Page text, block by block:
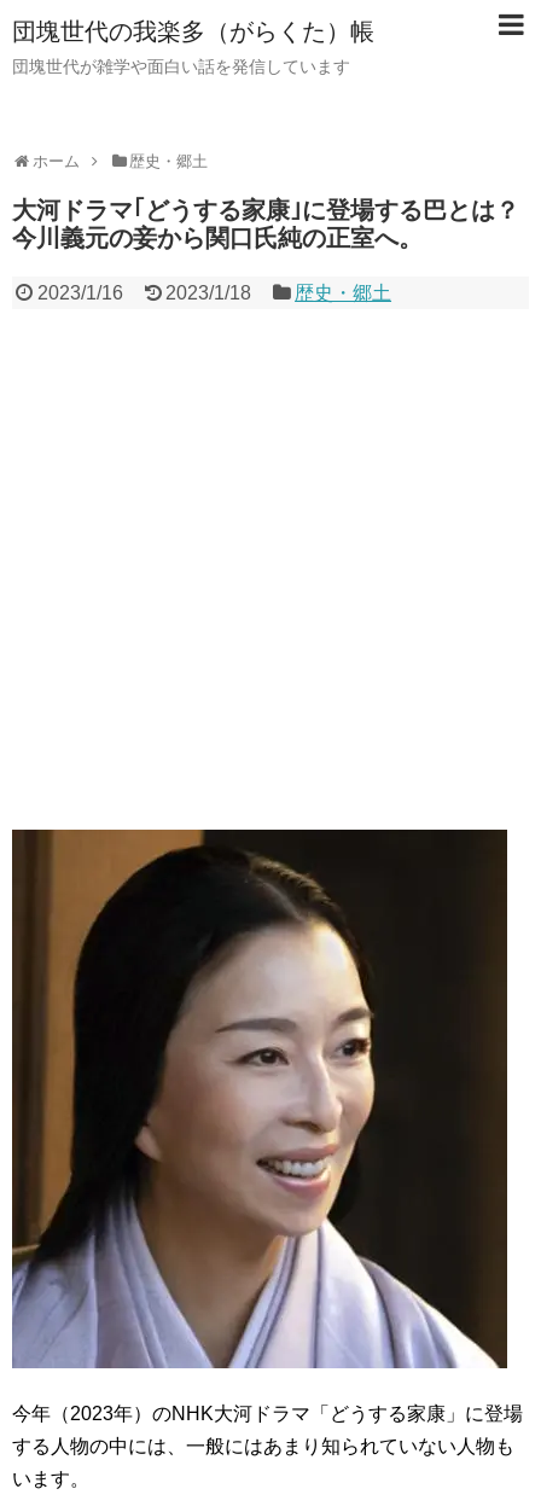
団塊世代の我楽多（がらくた）帳
団塊世代が雑学や面白い話を発信しています
ホーム 歴史・郷土
大河ドラマ｢どうする家康｣に登場する巴とは？
今川義元の妾から関口氏純の正室へ。
2023/1/16 2023/1/18 歴史・郷土
今年（2023年）のNHK大河ドラマ「どうする家康」に登場
する人物の中には、一般にはあまり知られていない人物も
います。